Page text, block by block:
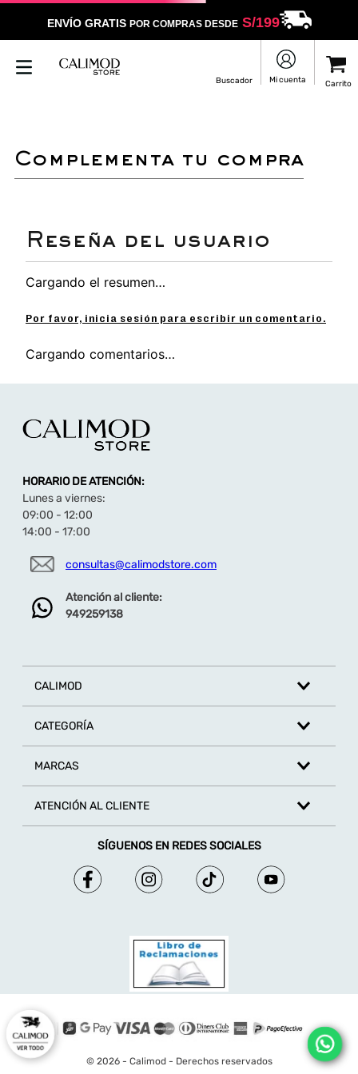
ENVÍO GRATIS POR COMPRAS DESDES/199
complementa tu compra
Cargando el resumen…
Por favor, inicia sesión para escribir un comentario.
Cargando comentarios…
HORARIO DE ATENCIÓN:
Lunes a viernes:
09:00 - 12:00
14:00 - 17:00
consultas@calimodstore.com
Atención al cliente:
949259138
CALIMOD
CATEGORÍA
MARCAS
ATENCIÓN AL CLIENTE
SÍGUENOS EN REDES SOCIALES
© 2026 - Calimod - Derechos reservados